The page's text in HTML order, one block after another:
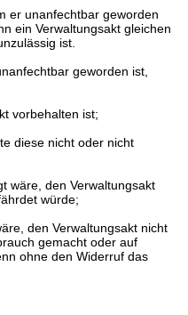
er unanfechtbar geworden
ein Verwaltungsakt gleichen
ist.
geworden ist,
vorbehalten ist;
diese nicht oder nicht
wäre, den Verwaltungsakt
würde;
den Verwaltungsakt nicht
gemacht oder auf
ohne den Widerruf das